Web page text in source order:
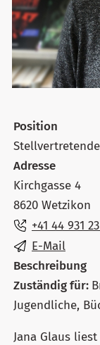
Position
Adresse
Kirchgasse 4
8620 Wetzikon
+41 44 931
E-Mail
Beschreibung
Zuständig für:
Jugendliche,
Jana Glaus